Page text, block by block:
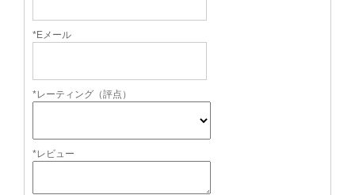
*Eメール
*レーティング（評点）
*レビュー